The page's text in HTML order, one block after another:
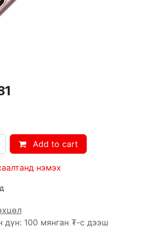
Add to cart
нэмэх
дүн: 100 мянган ₮-с дээш